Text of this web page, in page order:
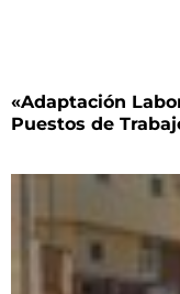
«Adaptación
Puestos de